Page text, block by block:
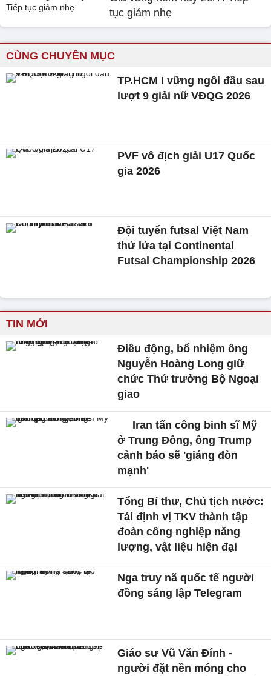
tục giảm nhẹ
CÙNG CHUYÊN MỤC
TP.HCM I vững ngôi đầu sau
lượt 9 giải nữ VĐQG 2026
PVF vô địch giải U17 Quốc
gia 2026
Đội tuyển futsal Việt Nam
thử lửa tại Continental
Futsal Championship 2026
TIN MỚI
Điều động, bổ nhiệm ông
Nguyễn Hoàng Long giữ
chức Thứ trưởng Bộ Ngoại
giao
Iran tấn công binh sĩ Mỹ
ở Trung Đông, ông Trump
cảnh báo sẽ 'giáng đòn
mạnh'
Tổng Bí thư, Chủ tịch nước:
Tái định vị TKV thành tập
đoàn công nghiệp năng
lượng, vật liệu hiện đại
Nga truy nã quốc tế người
đồng sáng lập Telegram
Giáo sư Vũ Văn Đính -
người đặt nền móng cho